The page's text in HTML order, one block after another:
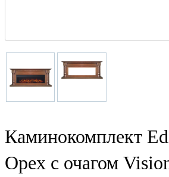
Каминокомплект
Орех с очагом